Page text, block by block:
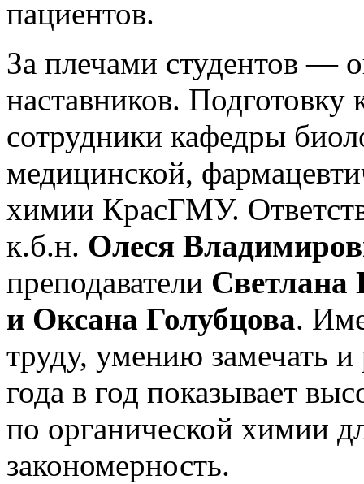
пациентов.
За плечами студентов —
наставников.
сотрудники кафедры
медицинской,
химии КрасГМУ.
к.б.н. Олеся
преподаватели
и Оксана Голубцова.
труду, умению замечать
года в год показывает
по органической химии
закономерность.